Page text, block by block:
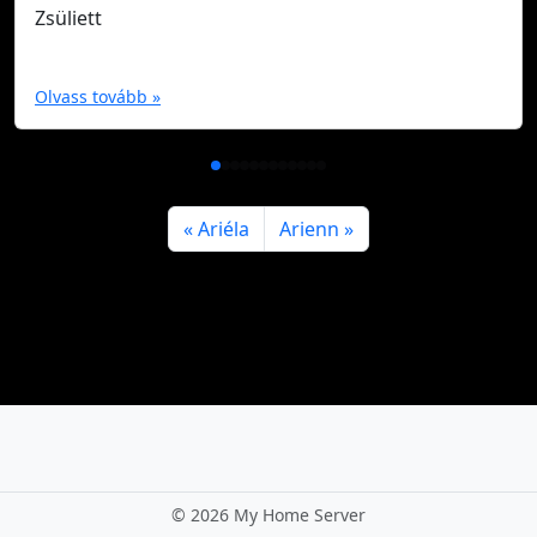
Zsüliett
Olvass tovább »
Ariéla Arienn
© 2026 My Home Server